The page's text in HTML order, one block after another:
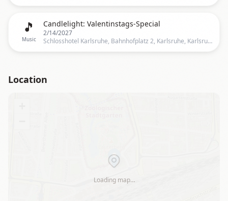
🎵
Music
Candlelight: Valentinstags-Special
2/14/2027
Schlosshotel Karlsruhe, Bahnhofplatz 2, Karlsruhe, Karlsruhe
Location
Loading map…